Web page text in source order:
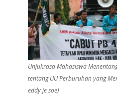
Unjukrasa Mahasiswa
tentang UU Perburuhan yang
eddy je soe)